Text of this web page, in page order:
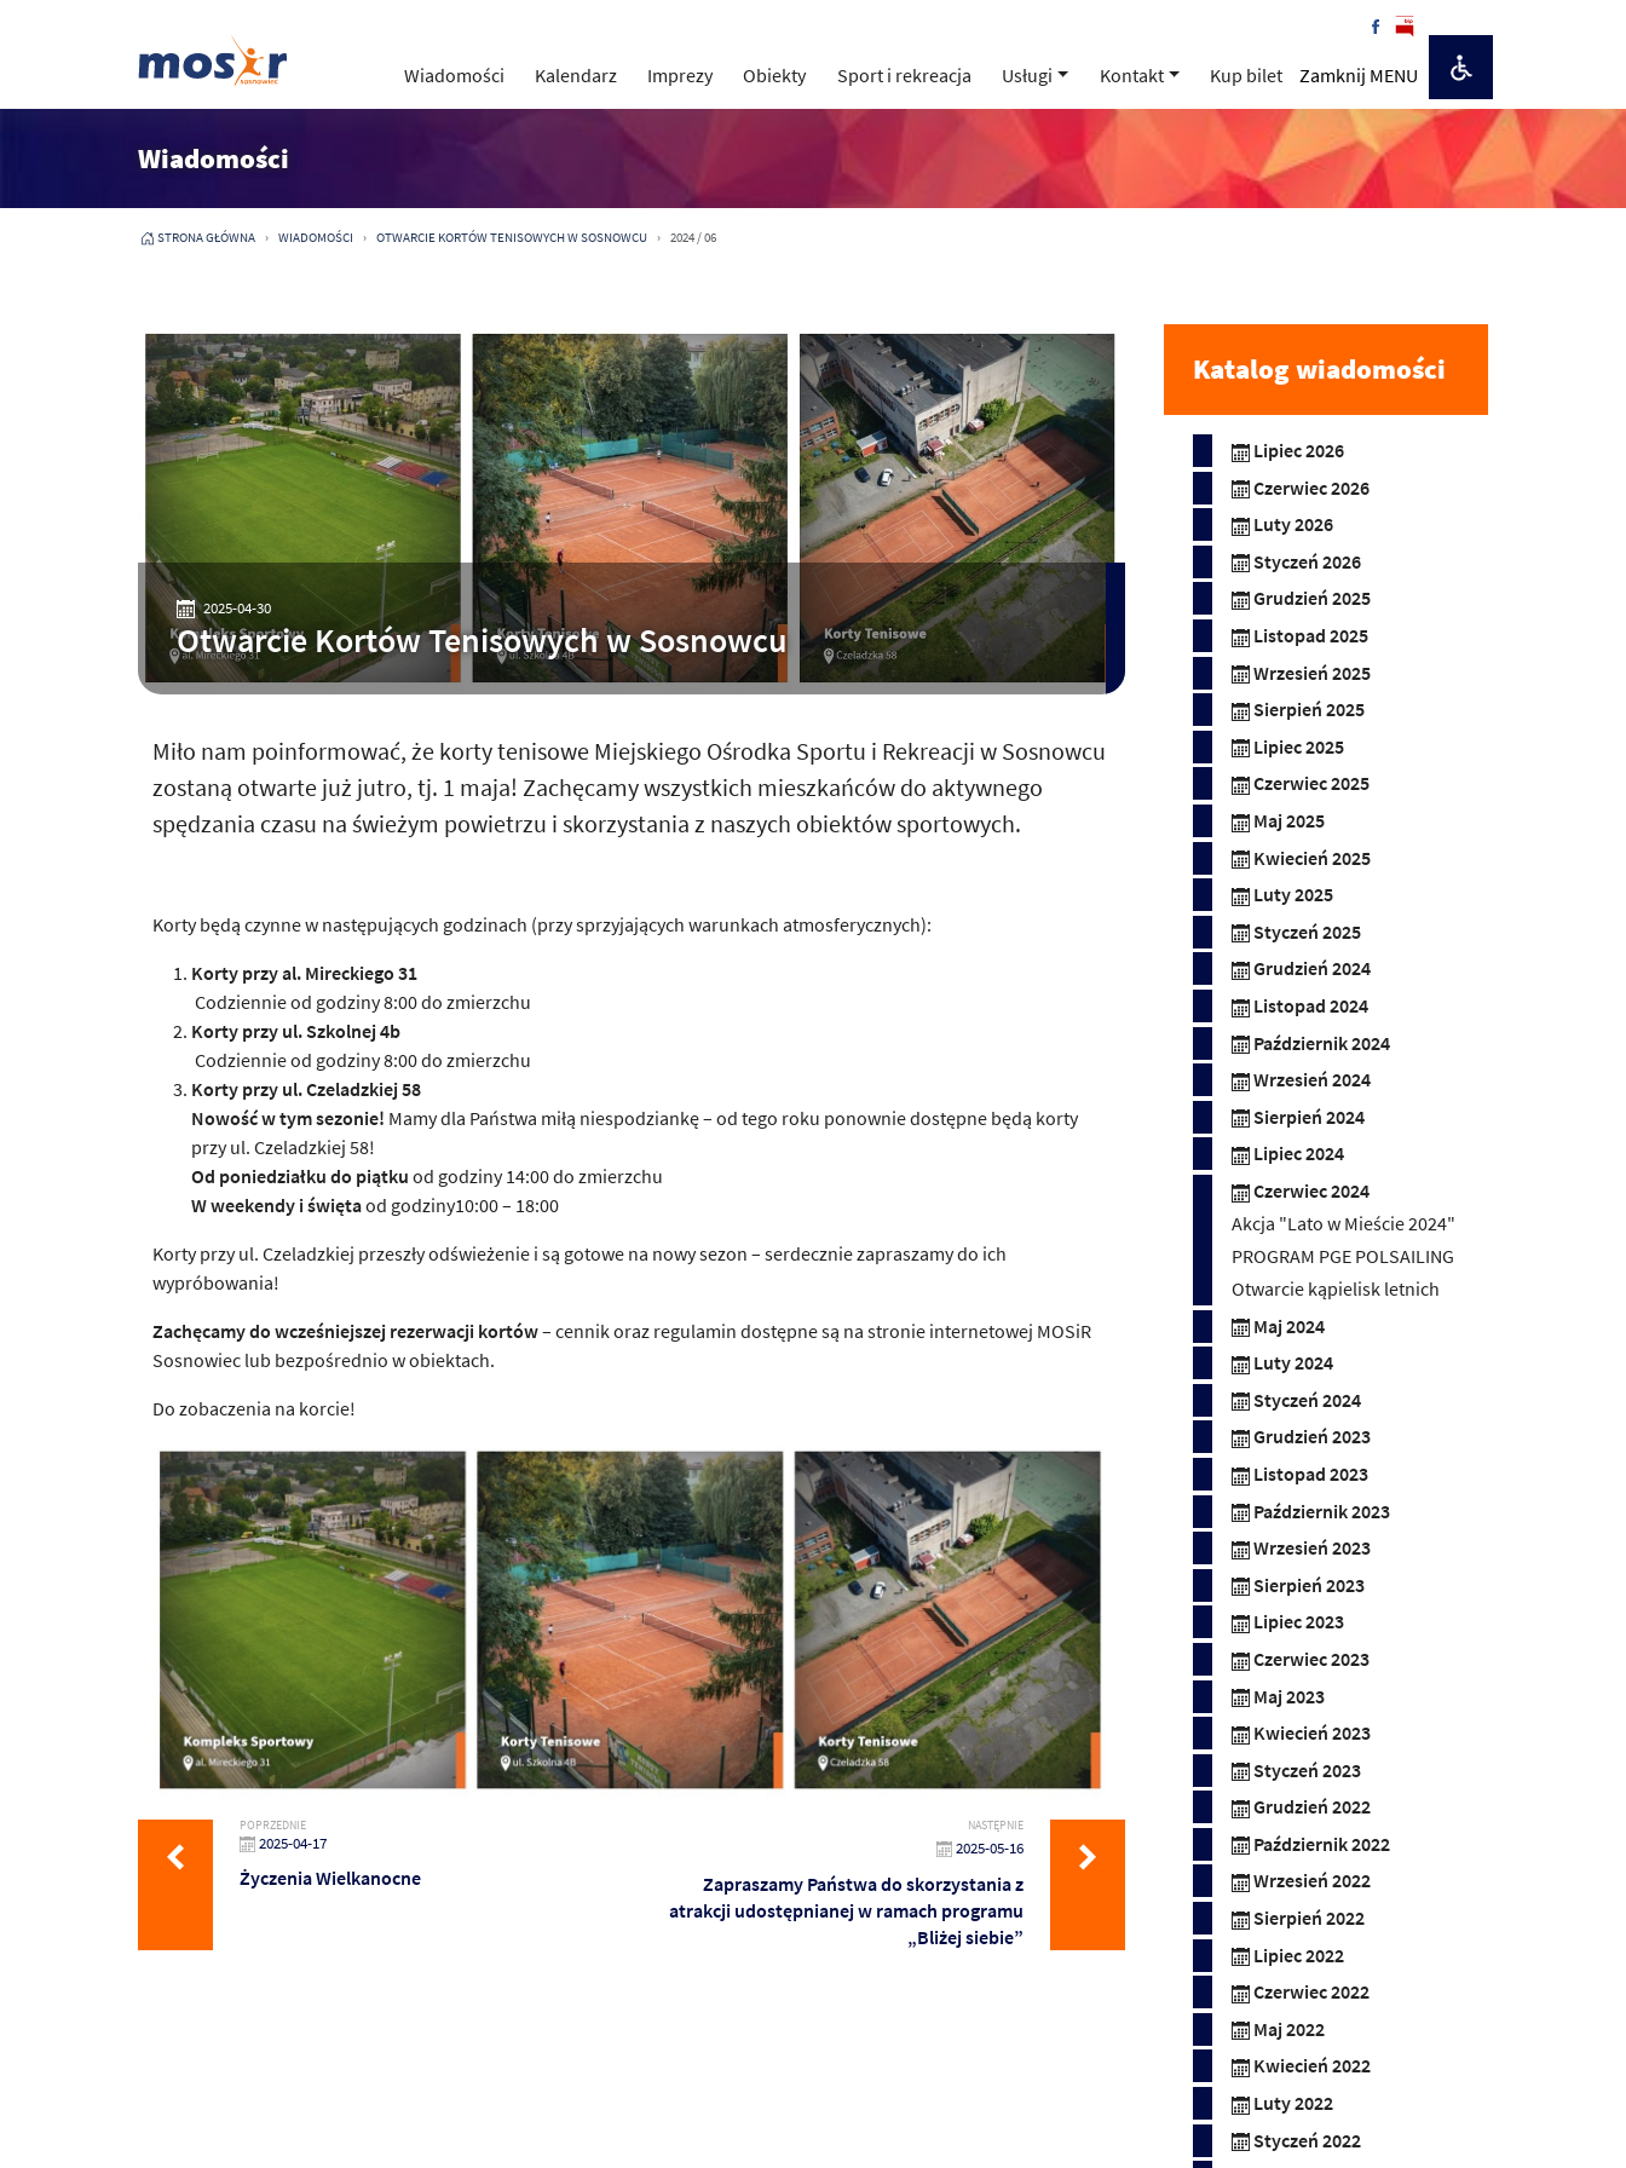
Wiadomości Kalendarz Imprezy Obiekty Sport i rekreacja Usługi Kontakt Kup bilet Zamknij MENU
Wiadomości
STRONA GŁÓWNA WIADOMOŚCI OTWARCIE KORTÓW TENISOWYCH W SOSNOWCU 2024 / 06
2025-04-30
Otwarcie Kortów Tenisowych w Sosnowcu
Miło nam poinformować, że korty tenisowe Miejskiego Ośrodka Sportu i Rekreacji w Sosnowcu
zostaną otwarte już jutro, tj. 1 maja! Zachęcamy wszystkich mieszkańców do aktywnego
spędzania czasu na świeżym powietrzu i skorzystania z naszych obiektów sportowych.
Korty będą czynne w następujących godzinach (przy sprzyjających warunkach atmosferycznych):
Korty przy al. Mireckiego 31
Codziennie od godziny 8:00 do zmierzchu
Korty przy ul. Szkolnej 4b
Codziennie od godziny 8:00 do zmierzchu
Korty przy ul. Czeladzkiej 58
Nowość w tym sezonie! Mamy dla Państwa miłą niespodziankę – od tego roku ponownie dostępne będą korty
przy ul. Czeladzkiej 58!
Od poniedziałku do piątku od godziny 14:00 do zmierzchu
W weekendy i świętaod godziny10:00 – 18:00
Korty przy ul. Czeladzkiej przeszły odświeżenie i są gotowe na nowy sezon – serdecznie zapraszamy do ich
wypróbowania!
Zachęcamy do wcześniejszej rezerwacji kortów– cennik oraz regulamin dostępne są na stronie internetowej MOSiR
Sosnowiec lub bezpośrednio w obiektach.
Do zobaczenia na korcie!
POPRZEDNIE
2025-04-17
Życzenia Wielkanocne
NASTĘPNIE
2025-05-16
Zapraszamy Państwa do skorzystania z
atrakcji udostępnianej w ramach programu
„Bliżej siebie”
Katalog wiadomości
Lipiec 2026
Czerwiec 2026
Luty 2026
Styczeń 2026
Grudzień 2025
Listopad 2025
Wrzesień 2025
Sierpień 2025
Lipiec 2025
Czerwiec 2025
Maj 2025
Kwiecień 2025
Luty 2025
Styczeń 2025
Grudzień 2024
Listopad 2024
Październik 2024
Wrzesień 2024
Sierpień 2024
Lipiec 2024
Czerwiec 2024
Akcja "Lato w Mieście 2024"
PROGRAM PGE POLSAILING
Otwarcie kąpielisk letnich
Maj 2024
Luty 2024
Styczeń 2024
Grudzień 2023
Listopad 2023
Październik 2023
Wrzesień 2023
Sierpień 2023
Lipiec 2023
Czerwiec 2023
Maj 2023
Kwiecień 2023
Styczeń 2023
Grudzień 2022
Październik 2022
Wrzesień 2022
Sierpień 2022
Lipiec 2022
Czerwiec 2022
Maj 2022
Kwiecień 2022
Luty 2022
Styczeń 2022